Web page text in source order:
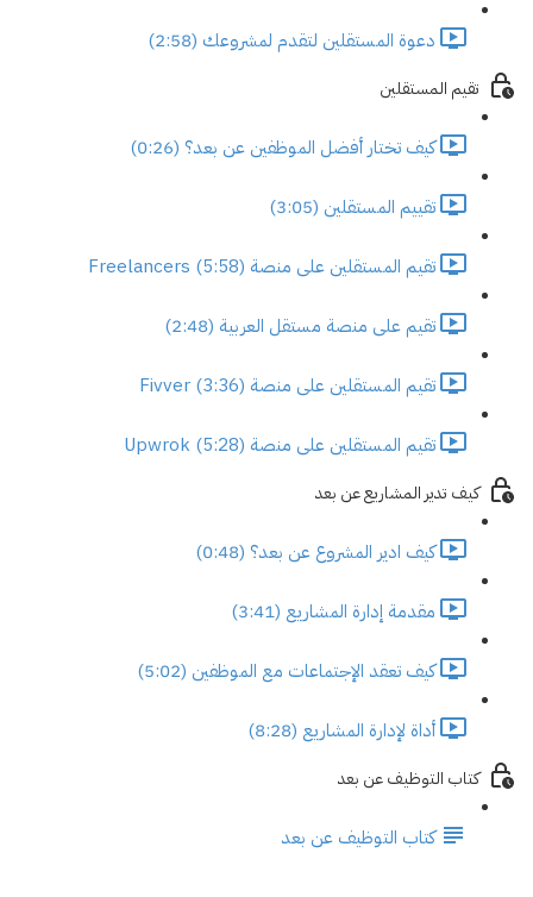
دعوة المستقلين لتقدم لمشروعك (2:58)
تقيم المستقلين
كيف تختار أفضل الموظفين عن بعد؟ (0:26)
تقييم المستقلين (3:05)
تقيم المستقلين على منصة Freelancers (5:58)
تقيم على منصة مستقل العربية (2:48)
تقيم المستقلين على منصة Fivver (3:36)
تقيم المستقلين على منصة Upwrok (5:28)
كيف تدير المشاريع عن بعد
كيف ادير المشروع عن بعد؟ (0:48)
مقدمة إدارة المشاريع (3:41)
كيف تعقد الإجتماعات مع الموظفين (5:02)
أداة لإدارة المشاريع (8:28)
كتاب التوظيف عن بعد
كتاب التوظيف عن بعد